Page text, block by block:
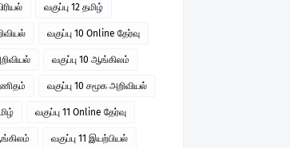
வகுப்பு 12 தமிழ்
வகுப்பு 10 Online தேர்வு
வகுப்பு 10 ஆங்கிலம்
வகுப்பு 10 சமூக அறிவியல்
வகுப்பு 11 Online தேர்வு
வகுப்பு 11 இயற்பியல்